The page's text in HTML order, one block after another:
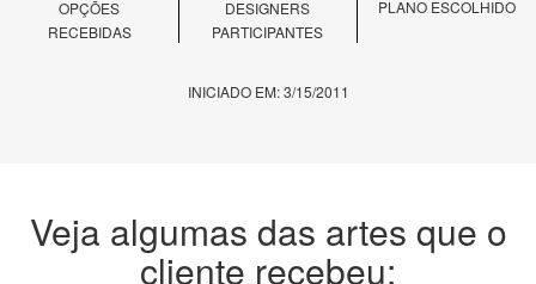
OPÇÕES
RECEBIDAS
DESIGNERS
PARTICIPANTES
PLANO ESCOLHIDO
INICIADO EM: 3/15/2011
Veja algumas das artes que o
cliente recebeu: